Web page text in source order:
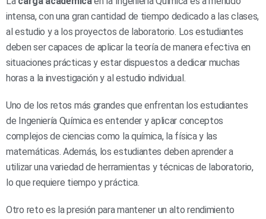
intensa, con una gran cantidad de tiempo dedicado a las clases,
al estudio y a los proyectos de laboratorio. Los estudiantes
deben ser capaces de aplicar la teoría de manera efectiva en
situaciones prácticas y estar dispuestos a dedicar muchas
horas a la investigación y al estudio individual.
Uno de los retos más grandes que enfrentan los estudiantes
de Ingeniería Química es entender y aplicar conceptos
complejos de ciencias como la química, la física y las
matemáticas. Además, los estudiantes deben aprender a
utilizar una variedad de herramientas y técnicas de laboratorio,
lo que requiere tiempo y práctica.
Otro reto es la presión para mantener un alto rendimiento